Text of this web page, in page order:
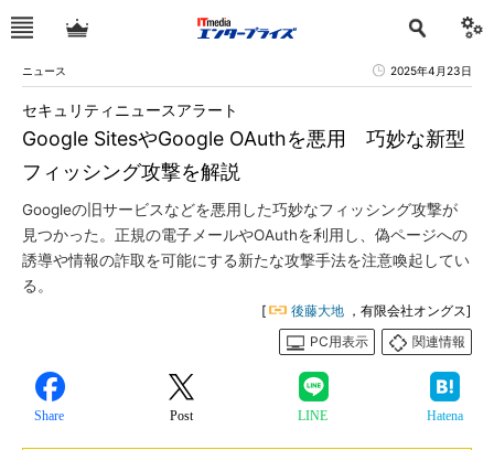
ニュース 2025年4月23日
Google SitesやGoogle OAuthを悪用 巧妙な新型
フィッシング攻撃を解説
セキュリティニュースアラート
Googleの旧サービスなどを悪用した巧妙なフィッシング攻撃が
見つかった。正規の電子メールやOAuthを利用し、偽ページへの
誘導や情報の詐取を可能にする新たな攻撃手法を注意喚起してい
る。
[ 後藤大地 ，有限会社オングス]
PC用表示
関連情報
Share Post LINE Hatena